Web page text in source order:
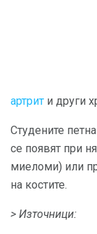
артрит и други
Студените
се появят при
миеломи) или
на костите.
> Източници: